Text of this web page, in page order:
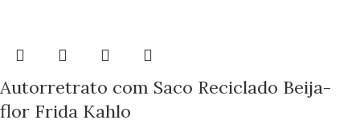
Autorretrato com Saco Reciclado Beija-
flor Frida Kahlo